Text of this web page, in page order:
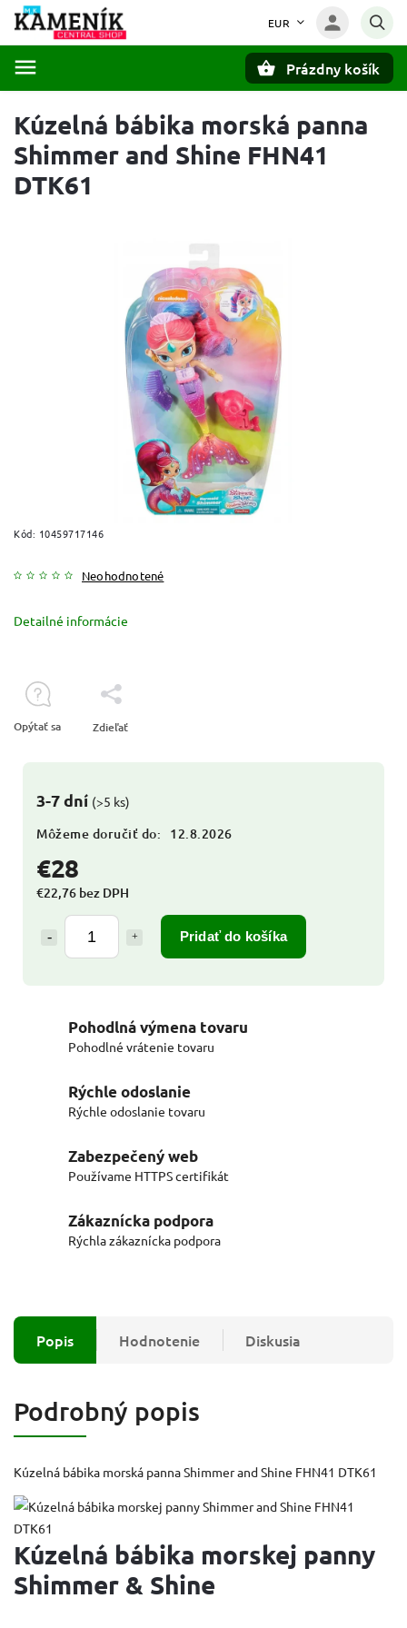
EUR
Prázdny košík
Kúzelná bábika morská panna
Shimmer and Shine FHN41
DTK61
Kód: 10459717146
Neohodnotené
€28
€22,76 bez DPH
Pridať do košíka
3-7 dní (>5 ks)
Môžeme doručiť do: 12.8.2026
Detailné informácie
Opýtať sa Zdieľať
Pohodlná výmena tovaru
Pohodlné vrátenie tovaru
Rýchle odoslanie
Rýchle odoslanie tovaru
Zabezpečený web
Používame HTTPS certifikát
Zákaznícka podpora
Rýchla zákaznícka podpora
Popis Hodnotenie Diskusia
Podrobný popis
Kúzelná bábika morská panna Shimmer and Shine FHN41 DTK61
Kúzelná bábika morskej panny
Shimmer & Shine